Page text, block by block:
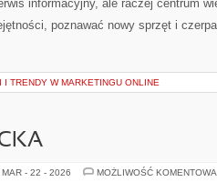
informacyjny, ale raczej centrum
poznawać nowy sprzęt i
I TRENDY W MARKETINGU ONLINE
MAR - 22 - 2026 MOŻLIWOŚĆ